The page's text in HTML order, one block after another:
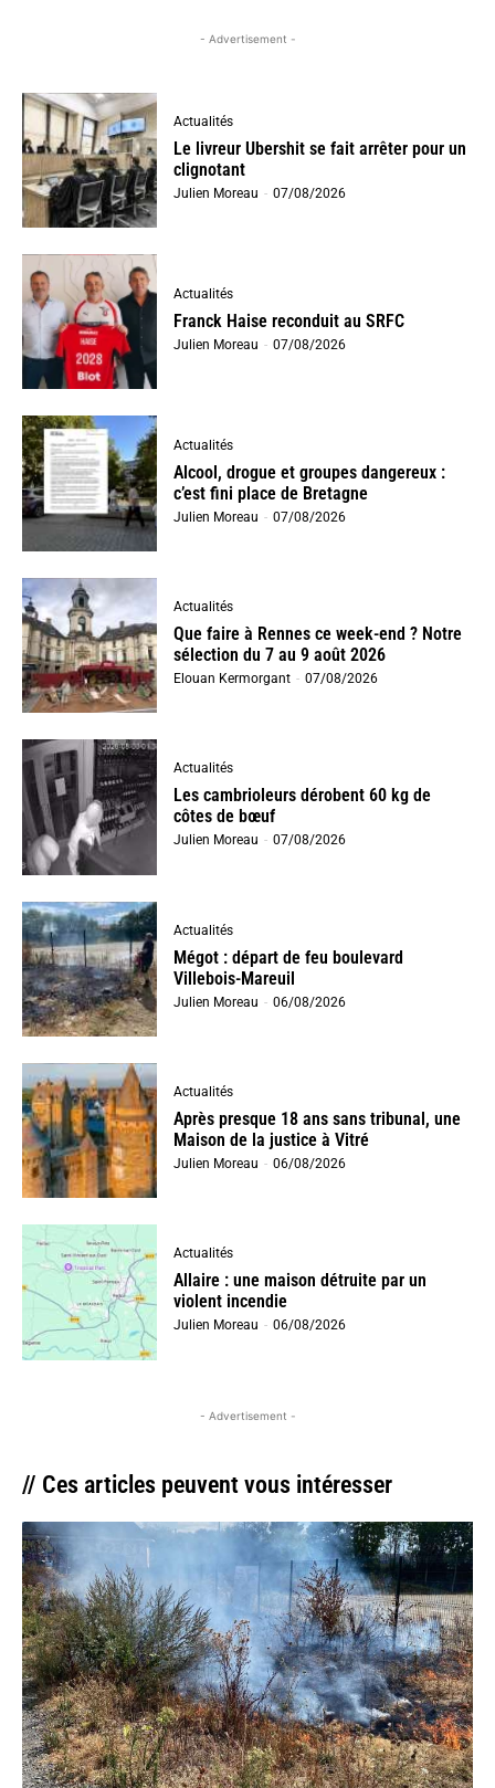
- Advertisement -
Actualités
Le livreur Ubershit se fait arrêter pour un
clignotant
Julien Moreau - 07/08/2026
Actualités
Franck Haise reconduit au SRFC
Julien Moreau - 07/08/2026
Actualités
Alcool, drogue et groupes dangereux :
c’est fini place de Bretagne
Julien Moreau - 07/08/2026
Actualités
Que faire à Rennes ce week-end ? Notre
sélection du 7 au 9 août 2026
Elouan Kermorgant - 07/08/2026
Actualités
Les cambrioleurs dérobent 60 kg de
côtes de bœuf
Julien Moreau - 07/08/2026
Actualités
Mégot : départ de feu boulevard
Villebois-Mareuil
Julien Moreau - 06/08/2026
Actualités
Après presque 18 ans sans tribunal, une
Maison de la justice à Vitré
Julien Moreau - 06/08/2026
Actualités
Allaire : une maison détruite par un
violent incendie
Julien Moreau - 06/08/2026
- Advertisement -
// Ces articles peuvent vous intéresser